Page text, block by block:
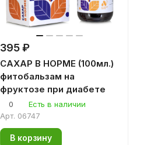
395 ₽
САХАР В НОРМЕ (100мл.)
фитобальзам на
фруктозе при диабете
0
Есть в наличии
Арт. 06747
В корзину